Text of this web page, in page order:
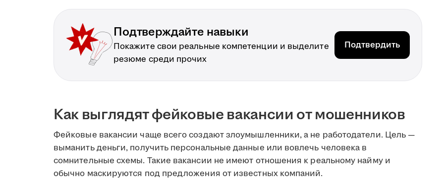
Подтверждайте навыки
Покажите свои реальные компетенции и выделите
резюме среди прочих
Подтвердить
Как выглядят фейковые вакансии от мошенников
Фейковые вакансии чаще всего создают злоумышленники, а не работодатели. Цель —
выманить деньги, получить персональные данные или вовлечь человека в
сомнительные схемы. Такие вакансии не имеют отношения к реальному найму и
обычно маскируются под предложения от известных компаний.